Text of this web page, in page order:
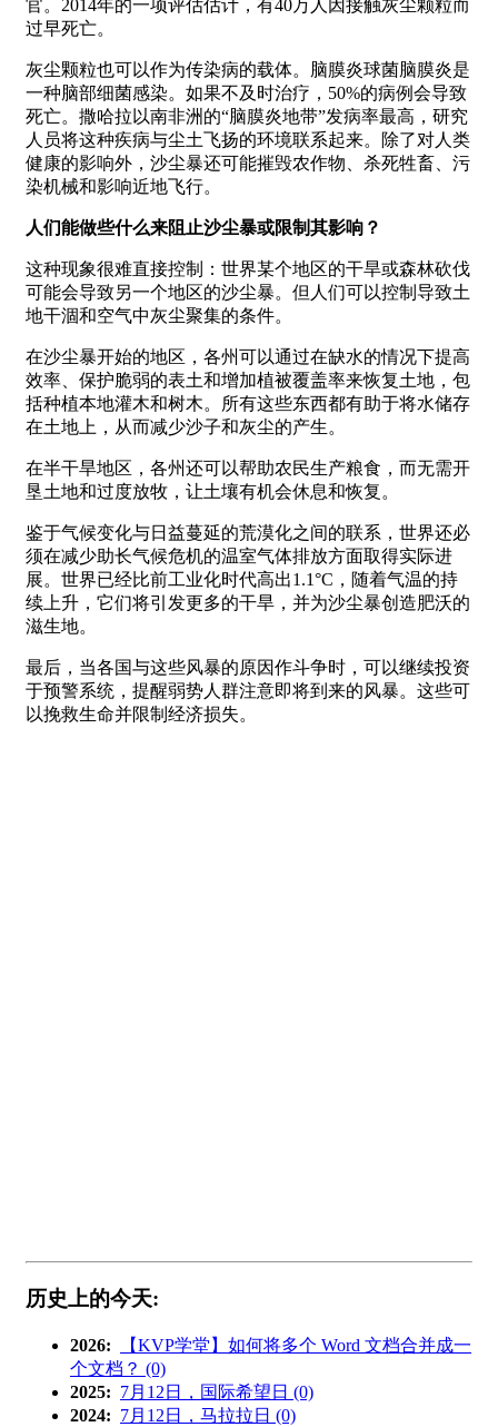
官。2014年的一项评估估计，有40万人因接触灰尘颗粒而
过早死亡。
灰尘颗粒也可以作为传染病的载体。脑膜炎球菌脑膜炎是
一种脑部细菌感染。如果不及时治疗，50%的病例会导致
死亡。撒哈拉以南非洲的“脑膜炎地带”发病率最高，研究
人员将这种疾病与尘土飞扬的环境联系起来。除了对人类
健康的影响外，沙尘暴还可能摧毁农作物、杀死牲畜、污
染机械和影响近地飞行。
人们能做些什么来阻止沙尘暴或限制其影响？
这种现象很难直接控制：世界某个地区的干旱或森林砍伐
可能会导致另一个地区的沙尘暴。但人们可以控制导致土
地干涸和空气中灰尘聚集的条件。
在沙尘暴开始的地区，各州可以通过在缺水的情况下提高
效率、保护脆弱的表土和增加植被覆盖率来恢复土地，包
括种植本地灌木和树木。所有这些东西都有助于将水储存
在土地上，从而减少沙子和灰尘的产生。
在半干旱地区，各州还可以帮助农民生产粮食，而无需开
垦土地和过度放牧，让土壤有机会休息和恢复。
鉴于气候变化与日益蔓延的荒漠化之间的联系，世界还必
须在减少助长气候危机的温室气体排放方面取得实际进
展。世界已经比前工业化时代高出1.1°C，随着气温的持
续上升，它们将引发更多的干旱，并为沙尘暴创造肥沃的
滋生地。
最后，当各国与这些风暴的原因作斗争时，可以继续投资
于预警系统，提醒弱势人群注意即将到来的风暴。这些可
以挽救生命并限制经济损失。
历史上的今天:
2026:
【KVP学堂】如何将多个 Word 文档合并成一
个文档？ (0)
2025: 7月12日，国际希望日 (0)
2024: 7月12日，马拉拉日 (0)